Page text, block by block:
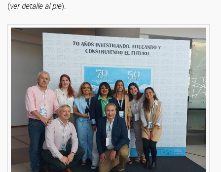
(ver detalle al pie).